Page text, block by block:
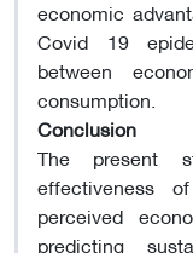
economic
Covid 19
between
consumption.
Conclusion
The present
effectiveness
perceived
predicting